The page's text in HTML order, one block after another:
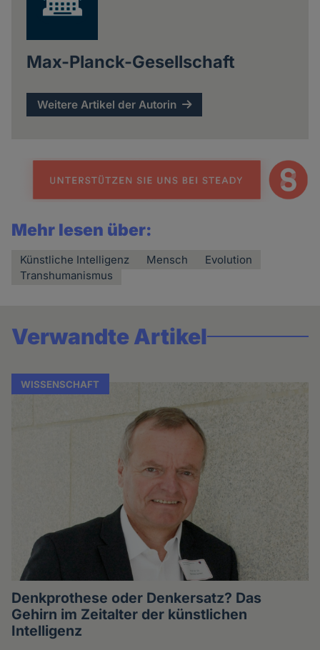
Max-Planck-Gesellschaft
Weitere Artikel der Autorin
Mehr lesen über:
Künstliche Intelligenz Mensch
Evolution
Transhumanismus
Verwandte Artikel
WISSENSCHAFT
Denkprothese oder Denkersatz? Das
Gehirn im Zeitalter der künstlichen
Intelligenz